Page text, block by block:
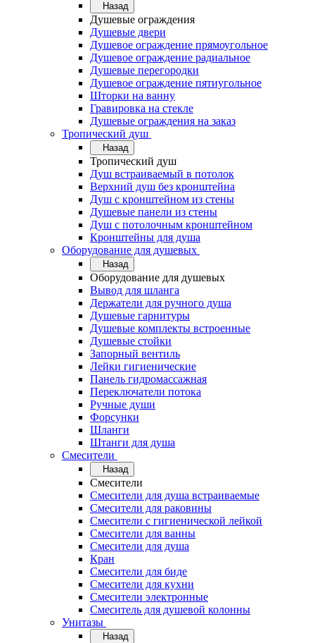
Назад
Душевые ограждения
Душевые двери
Душевое ограждение прямоугольное
Душевое ограждение радиальное
Душевые перегородки
Душевое ограждение пятиугольное
Шторки на ванну
Гравировка на стекле
Душевые ограждения на заказ
Тропический душ
Назад
Тропический душ
Душ встраиваемый в потолок
Верхний душ без кронштейна
Душ с кронштейном из стены
Душевые панели из стены
Душ с потолочным кронштейном
Кронштейны для душа
Оборудование для душевых
Назад
Оборудование для душевых
Вывод для шланга
Держатели для ручного душа
Душевые гарнитуры
Душевые комплекты встроенные
Душевые стойки
Запорный вентиль
Лейки гигиенические
Панель гидромассажная
Переключатели потока
Ручные души
Форсунки
Шланги
Штанги для душа
Смесители
Назад
Смесители
Смесители для душа встраиваемые
Смесители для раковины
Смесители с гигиенической лейкой
Смесители для ванны
Смесители для душа
Кран
Смесители для биде
Смесители для кухни
Смесители электронные
Смеситель для душевой колонны
Унитазы
Назад